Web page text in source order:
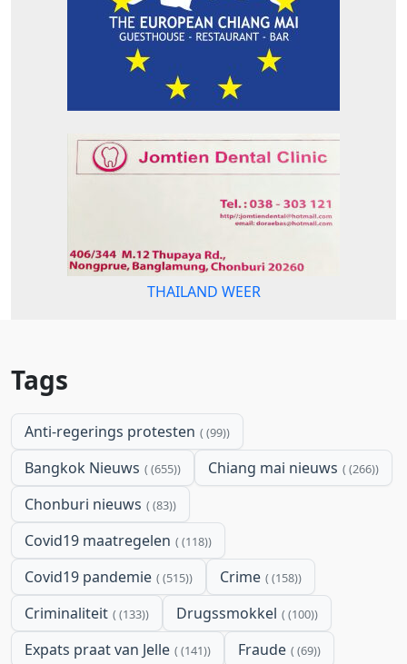
THAILAND WEER
Tags
Anti-regerings protesten (99)
Bangkok Nieuws (655) Chiang mai nieuws (266)
Chonburi nieuws (83)
Covid19 maatregelen (118)
Covid19 pandemie (515) Crime (158)
Criminaliteit (133) Drugssmokkel (100)
Expats praat van Jelle (141) Fraude (69)